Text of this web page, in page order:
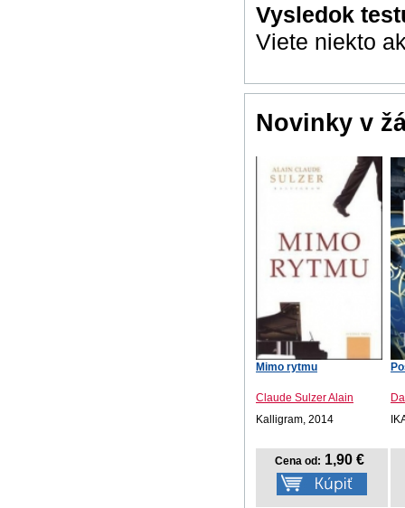
Vysledok
Viete niekto
Novinky v
Mimo rytmu
Claude Sulzer Alain
Kalligram, 2014
Cena od: 1,90 €